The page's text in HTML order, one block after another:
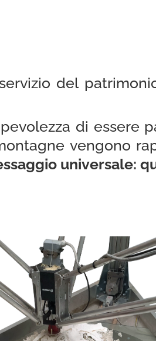
del
di essere
vengono
universale: